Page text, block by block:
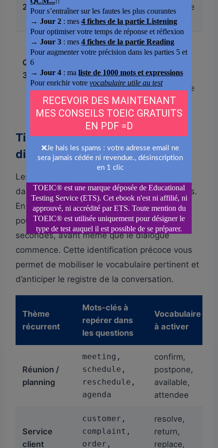
2
l’information
principale
du dialogue
Question
3
La prochaine
action, la
conclusion, la
suggestion
Les 15
secondes
du dialogue
Tip 4 : identifier le thème du
dialogue en 10 secondes
Les dialogues de la Part 3 sont tous ancrés
dans des contextes professionnels récurrents.
En prélisant les questions avant l’audio, vous
pouvez souvent identifier le thème en 10
secondes, avant même que le dialogue
commence. Cette identification précoce vous
permet de mobiliser le vocabulaire pertinent et
d’anticiper le registre de la conversation.
Thème
récurrent
Mots-clés à
repérer dans
les questions
Vocabulaire
à activer
Réunion /
planning
meeting,
schedule,
reschedule,
agenda
confirm,
postpone,
available,
attendee
Service
client
customer,
complaint,
order,
resolve,
return,
replace,